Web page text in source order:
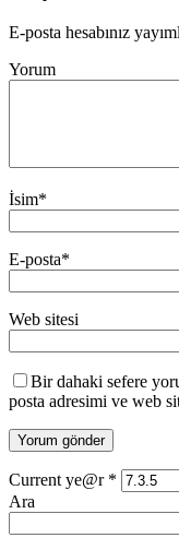
E-posta hesabınız
Yorum
İsim*
E-posta*
Web sitesi
Bir dahaki sefere
posta adresimi ve web
Current ye@r *
Ara